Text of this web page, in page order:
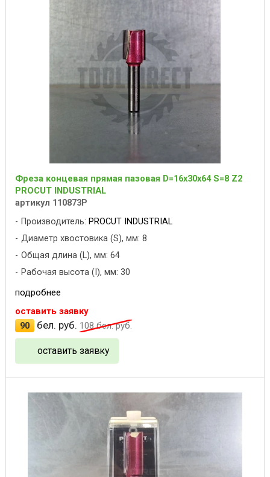
Фреза концевая прямая пазовая D=16x30x64 S=8 Z2
PROCUT INDUSTRIAL
артикул 110873P
Производитель: PROCUT INDUSTRIAL
Диаметр хвостовика (S), мм: 8
Общая длина (L), мм: 64
Рабочая высота (I), мм: 30
подробнее
оставить заявку
90
бел. руб. 108бел. руб.
оставить заявку